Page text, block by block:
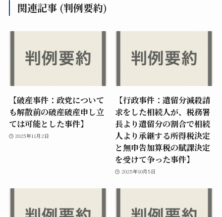
関連記事 (判例要約)
【破産事件：政党について
も解散前の破産破産申し立
ては可能とした事件】
2025年11月2日
【行政事件：遺留分減殺請
求をした相続人が、税務署
長より遺留分の割合で相続
人より承継する所得税決定
と無申告加算税の賦課決定
を受けて争った事件】
2025年10月5日